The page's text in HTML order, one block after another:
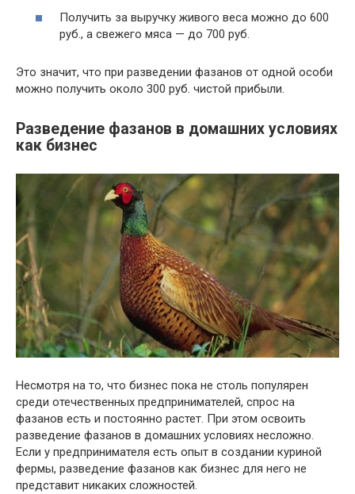
Получить за выручку живого веса можно до 600
руб., а свежего мяса — до 700 руб.
Это значит, что при разведении фазанов от одной особи
можно получить около 300 руб. чистой прибыли.
Разведение фазанов в домашних условиях
как бизнес
Несмотря на то, что бизнес пока не столь популярен
среди отечественных предпринимателей, спрос на
фазанов есть и постоянно растет. При этом освоить
разведение фазанов в домашних условиях несложно.
Если у предпринимателя есть опыт в создании куриной
фермы, разведение фазанов как бизнес для него не
представит никаких сложностей.